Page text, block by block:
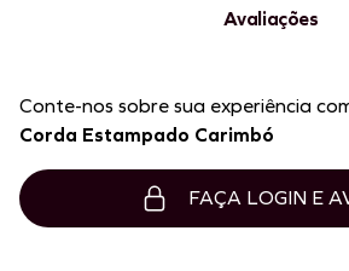
Avaliações
Conte-nos sobre sua experiência
Corda Estampado Carimbó
FAÇA LOGIN E